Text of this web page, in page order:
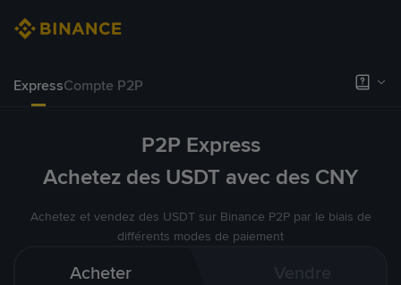
ExpressCompte P2P
P2P Express
Achetez des USDT avec des CNY
Achetez et vendez des USDT sur Binance P2P par le biais de
différents modes de paiement
Acheter